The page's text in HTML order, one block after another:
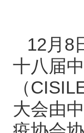
12月8
十八届
（
大会由